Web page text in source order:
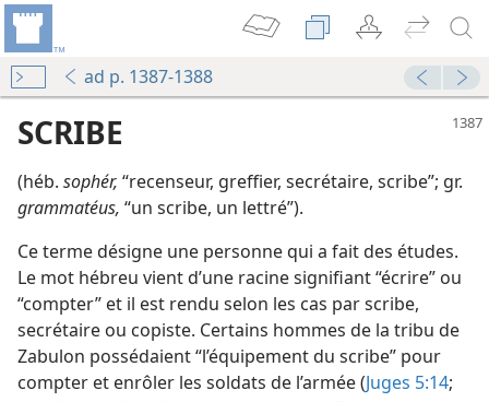
ad p. 1387-1388
SCRIBE
(héb. sophér, “recenseur, greffier, secrétaire, scribe”; gr.
grammatéus, “un scribe, un lettré”).
Ce terme désigne une personne qui a fait des études.
Le mot hébreu vient d’une racine signifiant “écrire” ou
“compter” et il est rendu selon les cas par scribe,
secrétaire ou copiste. Certains hommes de la tribu de
Zabulon possédaient “l’équipement du scribe” pour
compter et enrôler les soldats de l’armée (Juges 5:14;